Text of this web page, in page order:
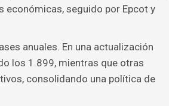
económicas, seguido por Epcot y
anuales. En una actualización
los 1.899, mientras que otras
consolidando una política de